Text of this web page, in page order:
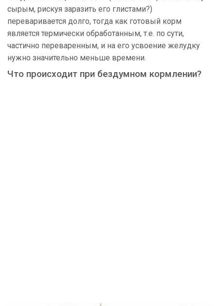
сырым, рискуя заразить его глистами?)
переваривается долго, тогда как готовый корм
является термически обработанным, т.е. по сути,
частично переваренным, и на его усвоение желудку
нужно значительно меньше времени.
Что происходит при бездумном кормлении?